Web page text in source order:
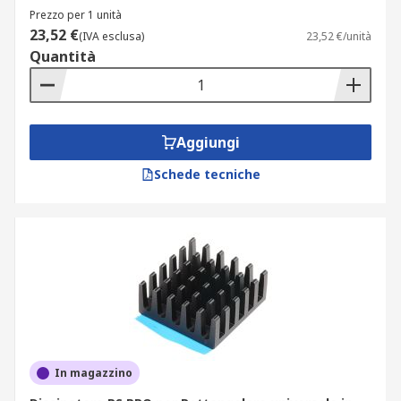
operative. Verifica la potenza da dissipare, la
compatibilità con i componenti elettronici e il
tipo di montaggio richiesto. I dissipatori di calore
devono garantire una resistenza termica
adeguata al progetto, mantenendo il componente
più complesse, è utile valutare dissipatori a
liquido per un raffreddamento più efficace.
sezione dedicata alla gestione
al dissipatore si migliora il
trasferimento di calore tra superficie e alettatura.
Ulteriori caratteristiche da
Quando si sceglie un dissipatore è importante
Prezzo per 1 unità
23,52 €(IVA esclusa) 23,52 €/unità
Quantità
Aggiungi
Schede tecniche
In magazzino